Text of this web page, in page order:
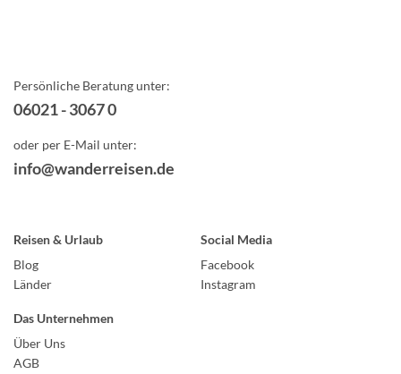
Persönliche Beratung unter:
06021 - 3067 0
oder per E-Mail unter:
info@wanderreisen.de
Reisen & Urlaub
Blog
Länder
Social Media
Facebook
Instagram
Das Unternehmen
Über Uns
AGB